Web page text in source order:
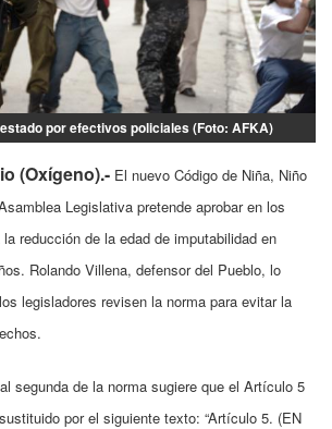
por efectivos policiales (Foto: AFKA)
(Oxígeno).- El nuevo Código de Niña, Niño
Legislativa pretende aprobar en los
reducción de la edad de imputabilidad en
Rolando Villena, defensor del Pueblo, lo
legisladores revisen la norma para evitar la
segunda de la norma sugiere que el Artículo 5
por el siguiente texto: “Artículo 5. (EN